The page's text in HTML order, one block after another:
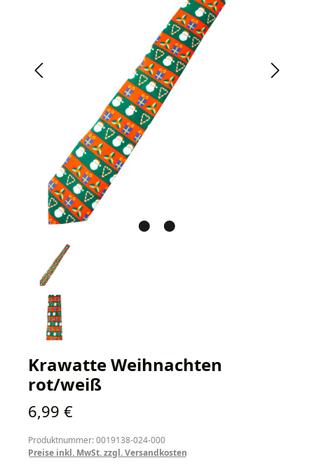
Krawatte Weihnachten
rot/weiß
Regulärer Preis:
6,99 €
Produktnummer: 0019138-024-000
Preise inkl. MwSt. zzgl. Versandkosten